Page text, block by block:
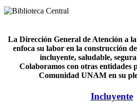
La Dirección General de Atención a
enfoca su labor en la construcción
incluyente, saludable,
Colaboramos con otras entidades
Comunidad UNAM en su
Incluyente